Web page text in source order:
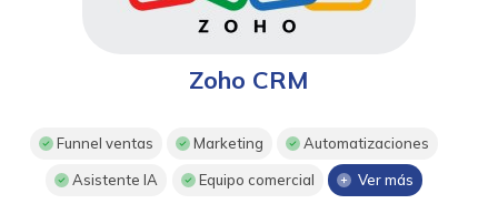
Zoho CRM
Funnel ventas Marketing Automatizaciones
Asistente IA Equipo comercial Ver más